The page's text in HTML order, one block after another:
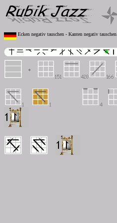
Ecken negativ tauschen - Kanten negativ tauschen